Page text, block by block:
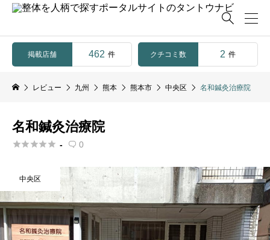

掲載店舗 462 件 クチコミ数 2 件
レビュー 九州 熊本 熊本市 中央区 名和鍼灸治療院
名和鍼灸治療院
 -  0
中央区